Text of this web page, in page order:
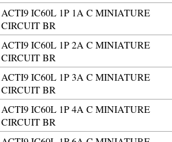
ACTI9 IC60L 1P 1A C MINIATURE
CIRCUIT BR
ACTI9 IC60L 1P 2A C MINIATURE
CIRCUIT BR
ACTI9 IC60L 1P 3A C MINIATURE
CIRCUIT BR
ACTI9 IC60L 1P 4A C MINIATURE
CIRCUIT BR